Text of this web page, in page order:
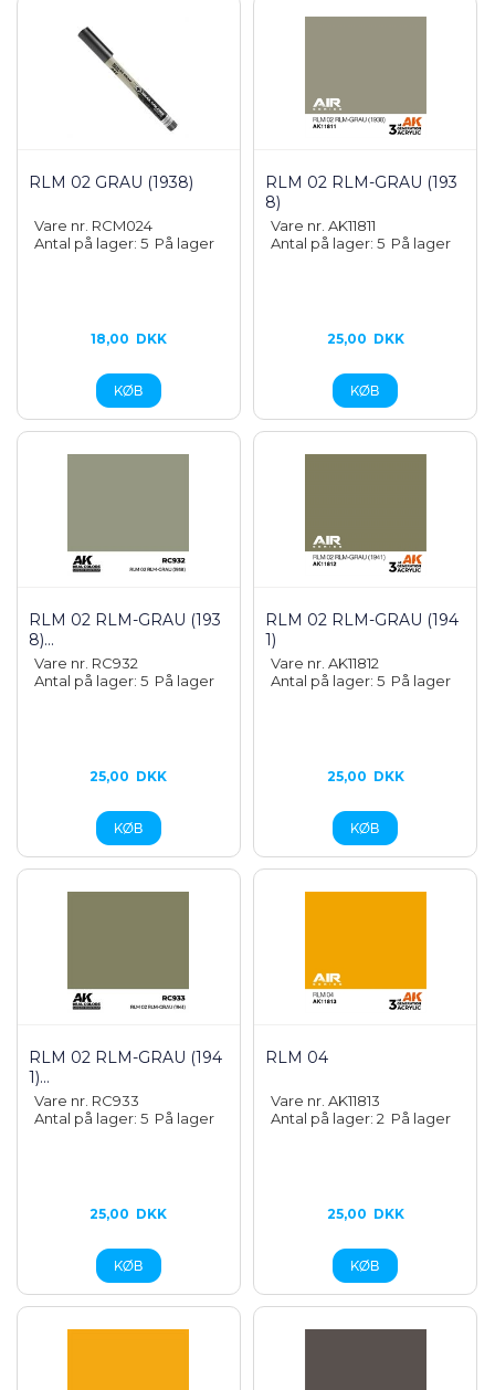
RLM 02 GRAU (1938)
Vare nr. RCM024
Antal på lager: 5 På lager
18,00 DKK
RLM 02 RLM-GRAU (193
8)
Vare nr. AK11811
Antal på lager: 5 På lager
25,00 DKK
RLM 02 RLM-GRAU (193
8)...
Vare nr. RC932
Antal på lager: 5 På lager
25,00 DKK
RLM 02 RLM-GRAU (194
1)
Vare nr. AK11812
Antal på lager: 5 På lager
25,00 DKK
RLM 02 RLM-GRAU (194
1)...
Vare nr. RC933
Antal på lager: 5 På lager
25,00 DKK
RLM 04
Vare nr. AK11813
Antal på lager: 2 På lager
25,00 DKK